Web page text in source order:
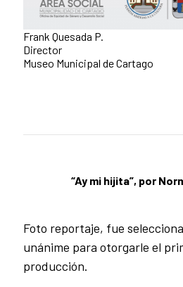
Frank Quesada P.
Director
Museo Municipal de Cartago
“Ay mi hijita”, por
Foto reportaje, fue
unánime para otorgarle el
producción.